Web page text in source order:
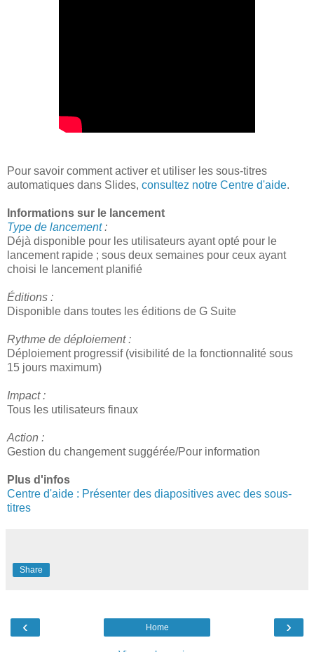
Pour savoir comment activer et utiliser les sous-titres
automatiques dans Slides, consultez notre Centre d'aide.
Informations sur le lancement
Type de lancement:
Déjà disponible pour les utilisateurs ayant opté pour le
lancement rapide ; sous deux semaines pour ceux ayant
choisi le lancement planifié
Éditions :
Disponible dans toutes les éditions de G Suite
Rythme de déploiement :
Déploiement progressif (visibilité de la fonctionnalité sous
15 jours maximum)
Impact :
Tous les utilisateurs finaux
Action :
Gestion du changement suggérée/Pour information
Plus d'infos
Centre d'aide : Présenter des diapositives avec des sous-
titres
Share
‹ ›
Home